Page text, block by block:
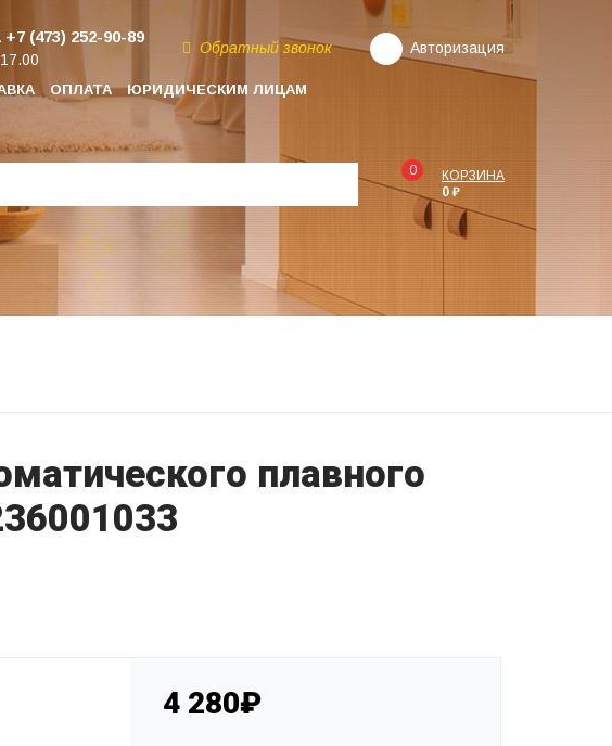
ОПЛАТА
ЮРИДИЧЕСКИМ ЛИЦАМ
+7 (473) 252-90-89
Обратный звонок Авторизация
0
КОРЗИНА
0 ₽
плавного
4 280₽